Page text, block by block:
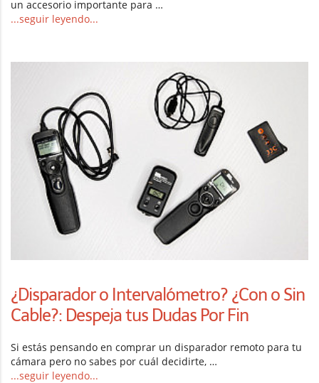
un accesorio importante para …
...seguir leyendo...
¿Disparador o Intervalómetro? ¿Con o Sin
Cable?: Despeja tus Dudas Por Fin
Si estás pensando en comprar un disparador remoto para tu
cámara pero no sabes por cuál decidirte, …
...seguir leyendo...